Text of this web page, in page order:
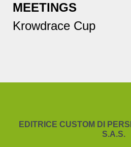
MEETINGS
Krowdrace Cup
EDITRICE CUSTOM DI
S.A.S.